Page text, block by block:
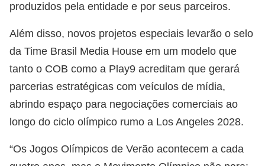
produzidos pela entidade e por seus parceiros.
Além disso, novos projetos especiais levarão o selo
da Time Brasil Media House em um modelo que
tanto o COB como a Play9 acreditam que gerará
parcerias estratégicas com veículos de mídia,
abrindo espaço para negociações comerciais ao
longo do ciclo olímpico rumo a Los Angeles 2028.
“Os Jogos Olímpicos de Verão acontecem a cada